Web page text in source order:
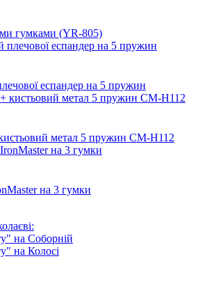
гумками (YR-805)
еспандер на 5 пружин
метал 5 пружин CM-H112
на 3 гумки
на Соборній
на Колосі